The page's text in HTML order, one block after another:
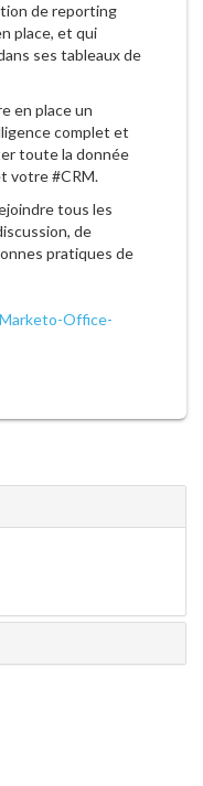
de reporting
place, et qui
ses tableaux de
en place un
complet et
toute la donnée
votre #CRM.
tous les
de
pratiques de
Office-